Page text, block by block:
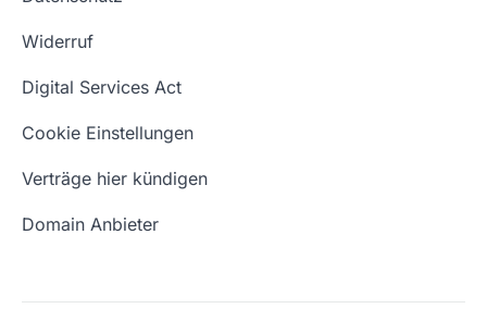
Blog
Whois Domain
Was ist eine Domain?
Domain Umzug
Wie ist meine IP?
Email Adresse erstellen
Widerruf
Digital Services Act
Cookie Einstellungen
Verträge hier kündigen
Domain Anbieter